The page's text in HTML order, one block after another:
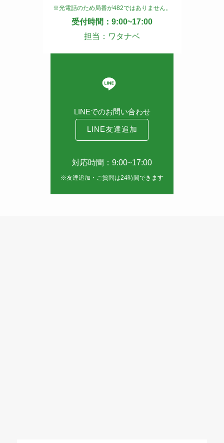
※光電話のため局番が482ではありません。
受付時間：9:00~17:00
担当：ワタナベ
LINEでのお問い合わせ
LINE友達追加
対応時間：9:00~17:00
※友達追加・ご質問は24時間できます